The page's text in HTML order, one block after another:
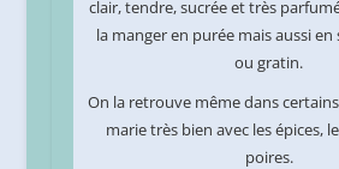
clair, tendre, sucrée et très
la manger en purée mais aussi
ou gratin.
On la retrouve même dans
marie très bien avec les épices,
poires.